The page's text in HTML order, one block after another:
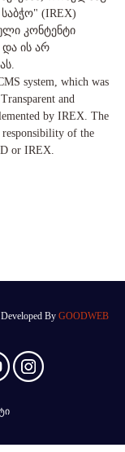
(IREX)
კონტენტი
და ის არ
system, which was
and
by IREX. The
responsibility of the
or IREX.
Developed By GOODWEB